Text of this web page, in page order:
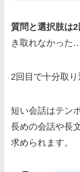
質問と選択肢は
き取れなかった
2回目で十分取り
短い会話はテン
長めの会話や長
求められます。